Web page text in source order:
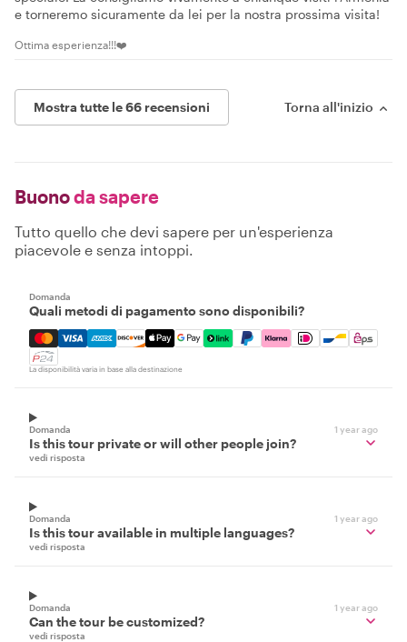
e torneremo sicuramente da lei per la nostra prossima visita!
Ottima esperienza!!!❤️
Mostra tutte le 66 recensioni Torna all'inizio
Buonoda sapere
Tutto quello che devi sapere per un'esperienza
piacevole e senza intoppi.
Domanda
Quali metodi di pagamento sono disponibili?
Mastercard, Visa, Amex, Discover, Apple Pay, Google
La disponibilità varia in base alla destinazione
Domanda 1 year ago
Is this tour private or will other people join?
vedi risposta
Domanda 1 year ago
Is this tour available in multiple languages?
vedi risposta
Domanda 1 year ago
Can the tour be customized?
vedi risposta